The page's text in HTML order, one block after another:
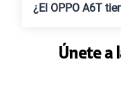
¿El OPPO A6T
Únete a